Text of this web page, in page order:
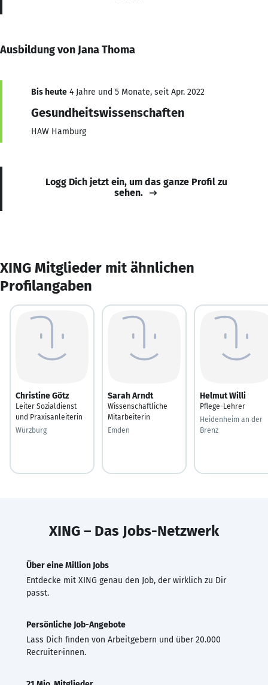
Ausbildung von Jana Thoma
Bis heute 4 Jahre und 5 Monate, seit Apr. 2022
Gesundheitswissenschaften
HAW Hamburg
Logg Dich jetzt ein, um das ganze Profil zu
sehen.
XING Mitglieder mit ähnlichen
Profilangaben
Christine Götz
Leiter Sozialdienst
und Praxisanleiterin
Würzburg
Sarah Arndt
Wissenschaftliche
Mitarbeiterin
Emden
Helmut Willi
Pflege-Lehrer
Heidenheim an der
Brenz
XING – Das Jobs-Netzwerk
Über eine Million Jobs
Entdecke mit XING genau den Job, der wirklich zu Dir
passt.
Persönliche Job-Angebote
Lass Dich finden von Arbeitgebern und über 20.000
Recruiter·innen.